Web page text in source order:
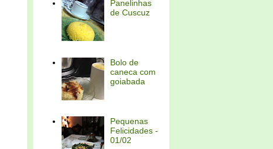
Panelinhas
de Cuscuz
Bolo de
caneca com
goiabada
Pequenas
Felicidades -
01/02